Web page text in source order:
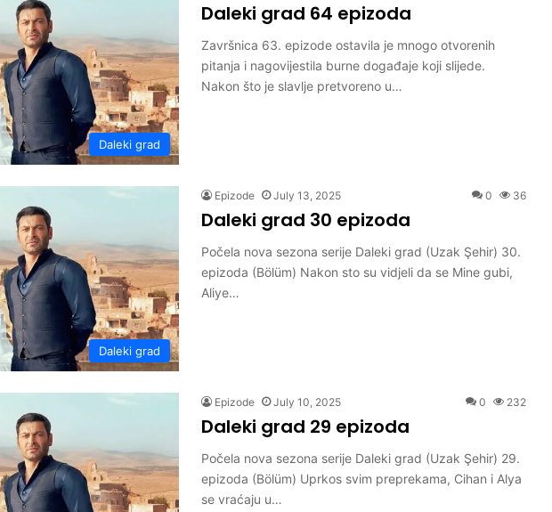
Daleki grad
Daleki grad 64 epizoda
Završnica 63. epizode ostavila je mnogo otvorenih
pitanja i nagovijestila burne događaje koji slijede.
Nakon što je slavlje pretvoreno u…
Daleki grad
Epizode July 13, 2025 0 36
Daleki grad 30 epizoda
Počela nova sezona serije Daleki grad (Uzak Şehir) 30.
epizoda (Bölüm) Nakon sto su vidjeli da se Mine gubi,
Aliye…
Epizode July 10, 2025 0 232
Daleki grad 29 epizoda
Počela nova sezona serije Daleki grad (Uzak Şehir) 29.
epizoda (Bölüm) Uprkos svim preprekama, Cihan i Alya
se vraćaju u…